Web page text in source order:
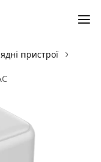
пристрої